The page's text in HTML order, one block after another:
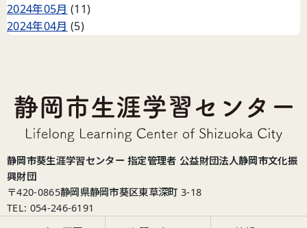
2024年05月 (11)
2024年04月 (5)
静岡市葵生涯学習センター 指定管理者 公益財団法人静岡市文化振
興財団
〒420-0865静岡県静岡市葵区東草深町 3-18
TEL: 054-246-6191